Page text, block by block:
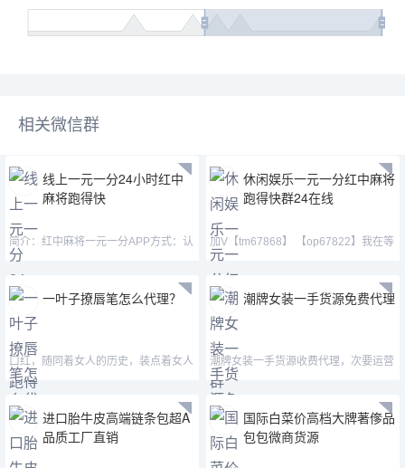
相关微信群
线上一元一分24小时红中
麻将跑得快
简介：红中麻将一元一分APP方式：认
准微—mj33656—mimi15
休闲娱乐一元一分红中麻将
跑得快群24在线
加V【tm67868】 【op67822】我在等
一个人，想要打牌的人
一叶子撩唇笔怎么代理？
口红，随同着女人的历史，装点着女人
的生活，丰厚着女人的文
潮牌女装一手货源免费代理
潮牌女装一手货源收费代理，次要运营
Converse，KAWS，TNF，KEN
进口胎牛皮高端链条包超A
品质工厂直销
国际白菜价高档大牌著偧品
包包微商货源